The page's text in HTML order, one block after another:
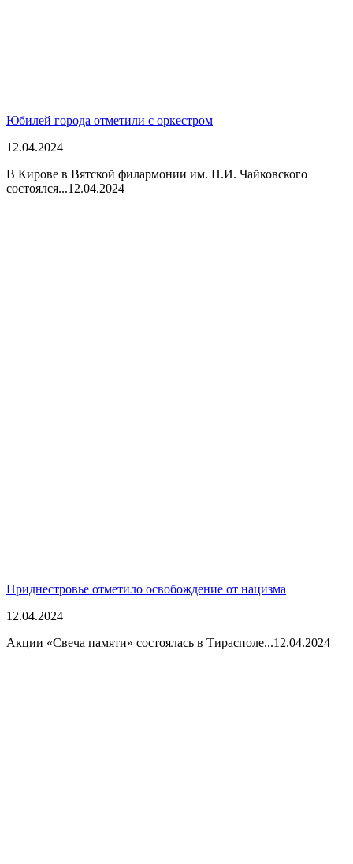
Юбилей города отметили с оркестром
12.04.2024
В Кирове в Вятской филармонии им. П.И. Чайковского
состоялся...12.04.2024
Приднестровье отметило освобождение от нацизма
12.04.2024
Акции «Свеча памяти» состоялась в Тирасполе...12.04.2024